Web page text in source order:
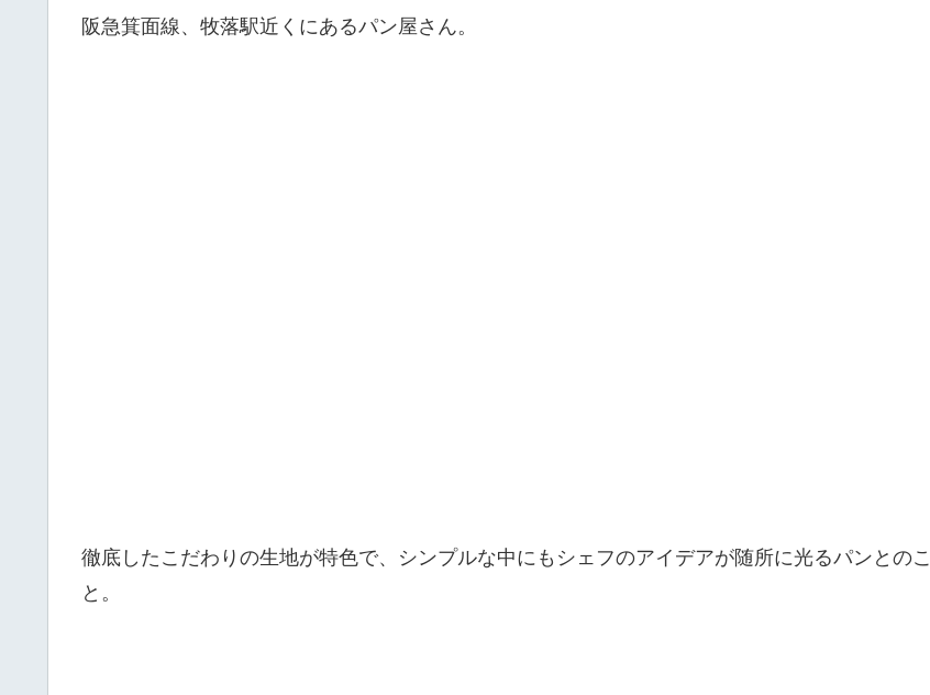
阪急箕面線、牧落駅近くにあるパン屋さん。
徹底したこだわりの生地が特色で、シンプルな中にもシェフのアイデアが随所に光るパンとのこ
と。